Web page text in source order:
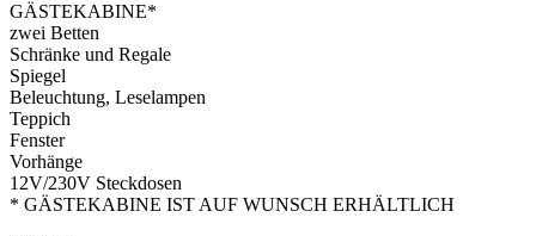
GÄSTEKABINE*
zwei Betten
Schränke und Regale
Spiegel
Beleuchtung, Leselampen
Teppich
Fenster
Vorhänge
12V/230V Steckdosen
* GÄSTEKABINE IST AUF WUNSCH ERHÄLTLICH